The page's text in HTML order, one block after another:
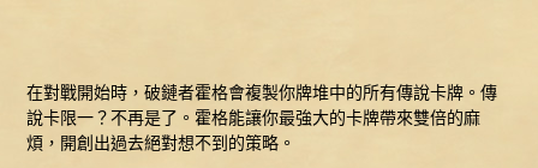
在對戰開始時，破鏈者霍格會複製你牌堆中的所有傳說卡牌。傳
說卡限一？不再是了。霍格能讓你最強大的卡牌帶來雙倍的麻
煩，開創出過去絕對想不到的策略。